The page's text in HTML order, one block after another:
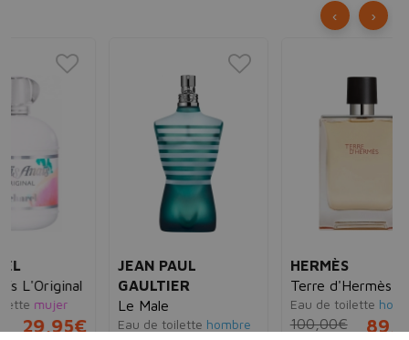
JEAN PAUL
GAULTIER
Le Male
Eau de toilette hombre
Terre d'Hermès
Eau de toilette hombre
100,00€ 89,95€
‹ ›